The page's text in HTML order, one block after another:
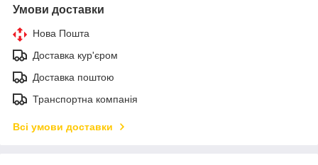
Умови доставки
Нова Пошта
Доставка кур'єром
Доставка поштою
Транспортна компанія
Всі умови доставки